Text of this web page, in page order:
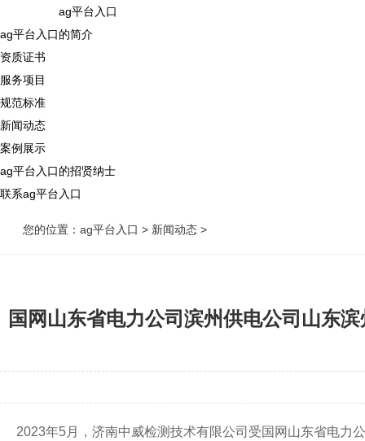
ag平台入口
ag平台入口的简介
资质证书
服务项目
规范标准
新闻动态
案例展示
ag平台入口的招贤纳士
联系ag平台入口
您的位置： ag平台入口 > 新闻动态 >
国网山东省电力公司滨州供电公司山东
2023年5月，济南中威检测技术有限公司受国网山东省电力